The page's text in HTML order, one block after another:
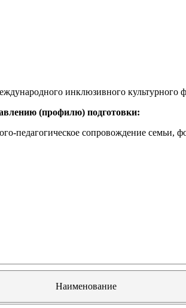
инклюзивного культурного
(профилю) подготовки:
педагогическое сопровождение
Наименование